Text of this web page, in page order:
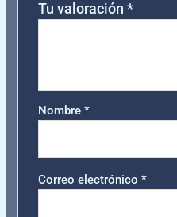
Tu valoración *
Nombre *
Correo electrónico *